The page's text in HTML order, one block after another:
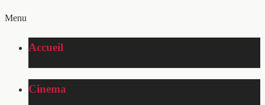
Menu
Accueil
Cinema